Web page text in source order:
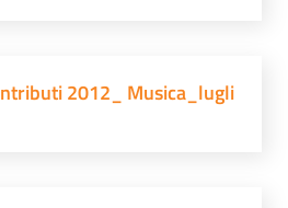
2012_ Musica_lugli